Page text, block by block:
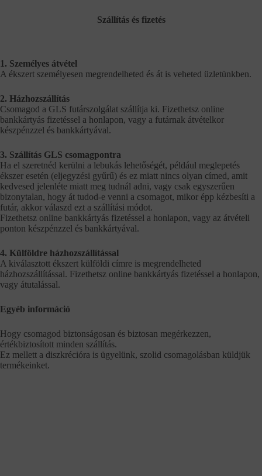
Szállítás és fizetés
1. Személyes átvétel
A ékszert személyesen megrendelheted és át is veheted üzletünkben.
2. Házhozszállítás
Csomagod a GLS futárszolgálat szállítja ki. Fizethetsz online
bankkártyás fizetéssel a honlapon, vagy a futárnak átvételkor
készpénzzel és bankkártyával.
3. Szállítás GLS csomagpontra
Ha el szeretnéd kerülni a lebukás lehetőségét, például meglepetés
ékszer esetén (eljegyzési gyűrű) és ez miatt nincs olyan címed, amit
kedvesed jelenléte miatt meg tudnál adni, vagy csak egyszerűen
bizonytalan, hogy át tudod-e venni a csomagot, mikor épp kézbesíti a
futár, akkor válaszd ezt a szállítási módot.
Fizethetsz online bankkártyás fizetéssel a honlapon, vagy az átvételi
ponton készpénzzel és bankkártyával.
4. Külföldre házhozszállítással
A kiválasztott ékszert külföldi címre is megrendelheted
házhozszállítással. Fizethetsz online bankkártyás fizetéssel a honlapon,
vagy átutalással.
Egyéb információ
Hogy csomagod biztonságosan és biztosan megérkezzen,
értékbiztosított minden szállítás.
Ez mellett a diszkrécióra is ügyelünk, szolid csomagolásban küldjük
termékeinket.